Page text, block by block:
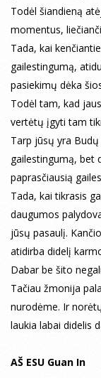
Todėl šiandieną
momentus,
Tada, kai
gailestingumą,
pasiekimų dėka
Todėl tam, kad
vertėtų įgyti tam
Tarp jūsų yra
gailestingumą, bet
paprasčiausią
Tada, kai tikrasis
daugumos
jūsų pasaulį.
atidirba didelį
Dabar be šito
Tačiau žmonija
nurodėme. Ir
laukia labai didelis
AŠ ESU Guan In